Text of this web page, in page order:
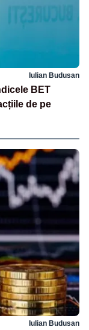
Iulian Budusan
BET
de pe
Iulian Budusan